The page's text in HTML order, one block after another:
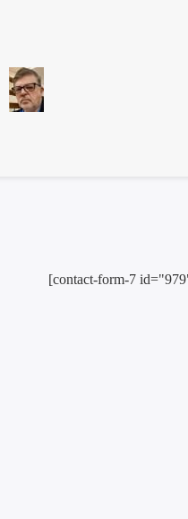
[contact-form-7